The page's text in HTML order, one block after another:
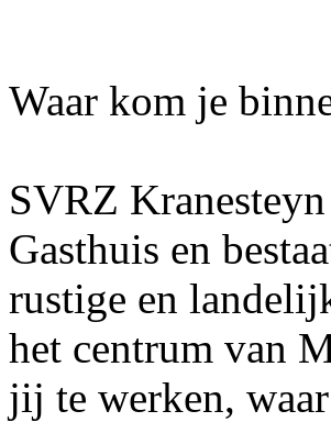
Waar kom je
SVRZ
Gasthuis en
rustige en
het centrum van
jij te werken,